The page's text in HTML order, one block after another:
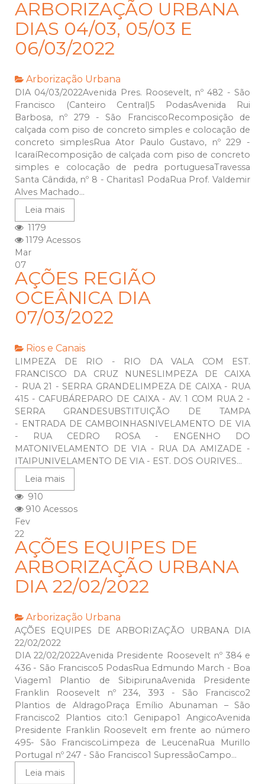
ARBORIZAÇÃO URBANA
DIAS 04/03, 05/03 E
06/03/2022
Arborização Urbana
DIA 04/03/2022Avenida Pres. Roosevelt, nº 482 - São
Francisco (Canteiro Central)5 PodasAvenida Rui
Barbosa, nº 279 - São FranciscoRecomposição de
calçada com piso de concreto simples e colocação de
concreto simplesRua Ator Paulo Gustavo, nº 229 -
IcaraíRecomposição de calçada com piso de concreto
simples e colocação de pedra portuguesaTravessa
Santa Cândida, nº 8 - Charitas1 PodaRua Prof. Valdemir
Alves Machado...
Leia mais
1179
1179 Acessos
Mar
07
AÇÕES REGIÃO
OCEÂNICA DIA
07/03/2022
Rios e Canais
LIMPEZA DE RIO - RIO DA VALA COM EST.
FRANCISCO DA CRUZ NUNESLIMPEZA DE CAIXA
- RUA 21 - SERRA GRANDELIMPEZA DE CAIXA - RUA
415 - CAFUBÁREPARO DE CAIXA - AV. 1 COM RUA 2 -
SERRA GRANDESUBSTITUIÇÃO DE TAMPA
- ENTRADA DE CAMBOINHASNIVELAMENTO DE VIA
- RUA CEDRO ROSA - ENGENHO DO
MATONIVELAMENTO DE VIA - RUA DA AMIZADE -
ITAIPUNIVELAMENTO DE VIA - EST. DOS OURIVES...
Leia mais
910
910 Acessos
Fev
22
AÇÕES EQUIPES DE
ARBORIZAÇÃO URBANA
DIA 22/02/2022
Arborização Urbana
AÇÕES EQUIPES DE ARBORIZAÇÃO URBANA DIA
22/02/2022
DIA 22/02/2022Avenida Presidente Roosevelt nº 384 e
436 - São Francisco5 PodasRua Edmundo March - Boa
Viagem1 Plantio de SibipirunaAvenida Presidente
Franklin Roosevelt nº 234, 393 - São Francisco2
Plantios de AldragoPraça Emílio Abunaman – São
Francisco2 Plantios cito:1 Genipapo1 AngicoAvenida
Presidente Franklin Roosevelt em frente ao número
495- São FranciscoLimpeza de LeucenaRua Murillo
Portugal nº 247 - São Francisco1 SupressãoCampo...
Leia mais